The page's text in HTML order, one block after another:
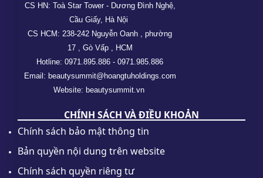
CS HN: Toà Star Tower - Dương Đình Nghệ,
Cầu Giấy, Hà Nội
CS HCM: 238-242 Nguyễn Oanh , phường
17 , Gò Vấp , HCM
Hotline: 0971.895.886 - 0971.985.886
Email: beautysummit@hoangtuholdings.com
Website: beautysummit.vn
CHÍNH SÁCH VÀ ĐIỀU KHOẢN
Chính sách bảo mật thông tin
Bản quyền nội dung trên website
Chính sách quyền riêng tư